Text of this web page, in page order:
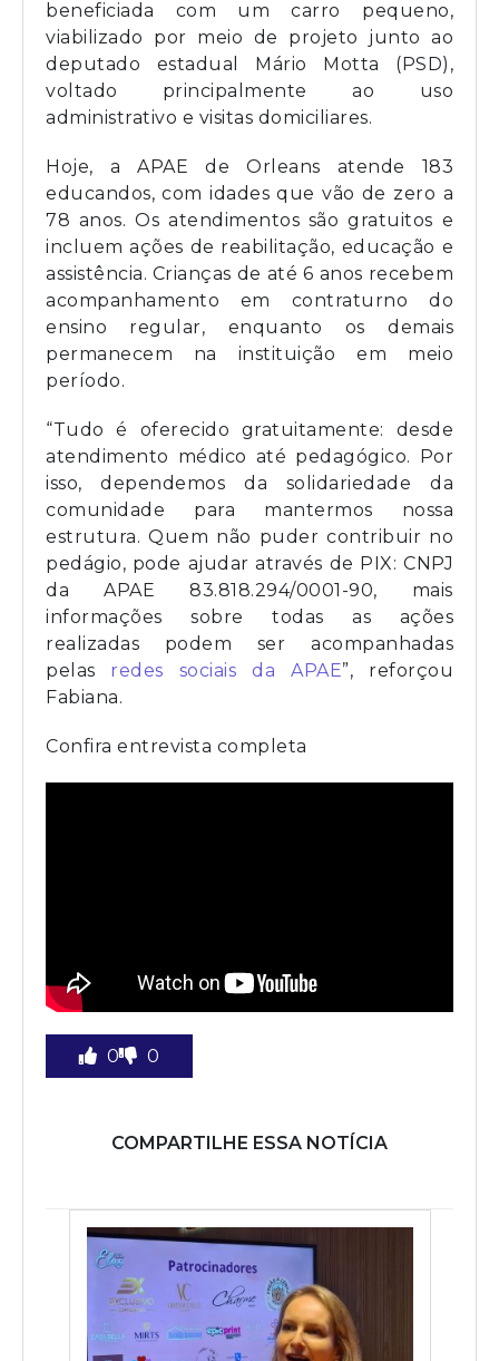
beneficiada com um carro pequeno,
viabilizado por meio de projeto junto ao
deputado estadual Mário Motta (PSD),
voltado principalmente ao uso
administrativo e visitas domiciliares.
Hoje, a APAE de Orleans atende 183
educandos, com idades que vão de zero a
78 anos. Os atendimentos são gratuitos e
incluem ações de reabilitação, educação e
assistência. Crianças de até 6 anos recebem
acompanhamento em contraturno do
ensino regular, enquanto os demais
permanecem na instituição em meio
período.
“Tudo é oferecido gratuitamente: desde
atendimento médico até pedagógico. Por
isso, dependemos da solidariedade da
comunidade para mantermos nossa
estrutura. Quem não puder contribuir no
pedágio, pode ajudar através de PIX: CNPJ
da APAE 83.818.294/0001-90, mais
informações sobre todas as ações
realizadas podem ser acompanhadas
pelas redes sociais da APAE”, reforçou
Fabiana.
Confira entrevista completa
0 0
COMPARTILHE ESSA NOTÍCIA